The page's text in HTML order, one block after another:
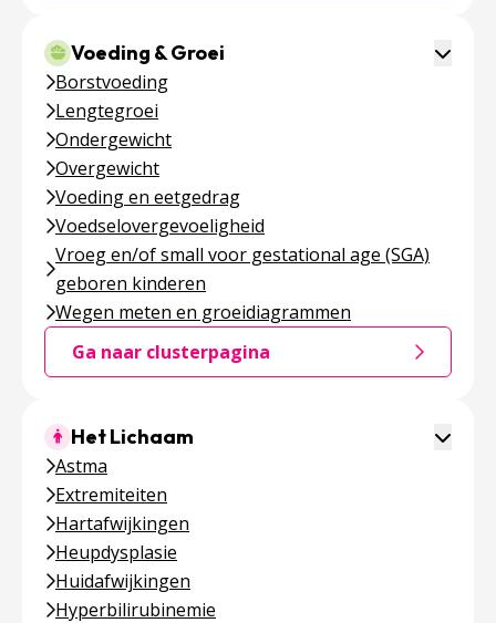
Voeding & Groei
Borstvoeding
Lengtegroei
Ondergewicht
Overgewicht
Voeding en eetgedrag
Voedselovergevoeligheid
Vroeg en/of small voor gestational age (SGA)
geboren kinderen
Wegen meten en groeidiagrammen
Ga naar clusterpagina
Ga naar de clusterpagina over Voeding & Groei
Het Lichaam
Astma
Extremiteiten
Hartafwijkingen
Heupdysplasie
Huidafwijkingen
Hyperbilirubinemie